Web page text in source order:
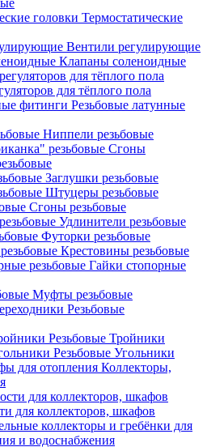
Термостатические
Вентили регулирующие
Клапаны соленоидные
для тёплого пола
Резьбовые латунные
Ниппели резьбовые
Сгоны
Заглушки резьбовые
Штуцеры резьбовые
Сгоны резьбовые
Удлинители резьбовые
Футорки резьбовые
Крестовины резьбовые
Гайки стопорные
Муфты резьбовые
Резьбовые
Резьбовые Тройники
Резьбовые Угольники
Коллекторы,
для коллекторов, шкафов